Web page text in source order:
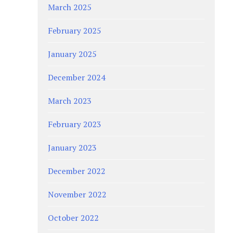
March 2025
February 2025
January 2025
December 2024
March 2023
February 2023
January 2023
December 2022
November 2022
October 2022